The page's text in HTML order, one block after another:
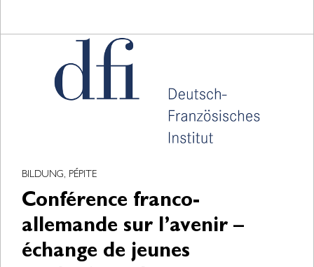
BILDUNG, PÉPITE
Conférence franco-
allemande sur l’avenir –
échange de jeunes